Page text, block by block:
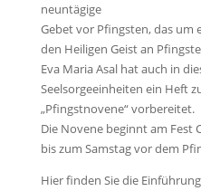
neuntägige
Gebet vor Pfingsten, das um
den Heiligen Geist an
Eva Maria Asal hat auch in
Seelsorgeeinheiten ein Heft
„Pfingstnovene“ vorbereitet.
Die Novene beginnt am
bis zum Samstag vor dem
Hier finden Sie die